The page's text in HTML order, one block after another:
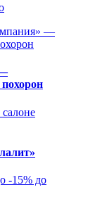
-15% до